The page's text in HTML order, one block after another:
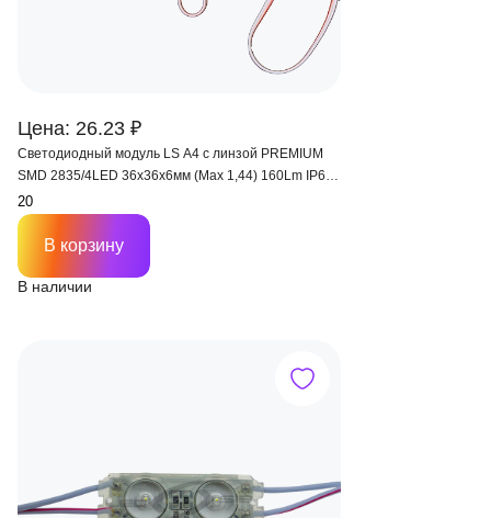
Цена: 26.23 ₽
Светодиодный модуль LS A4 с линзой PREMIUM
SMD 2835/4LED 36х36х6мм (Max 1,44) 160Lm IP65
160°
В наличии
В корзину